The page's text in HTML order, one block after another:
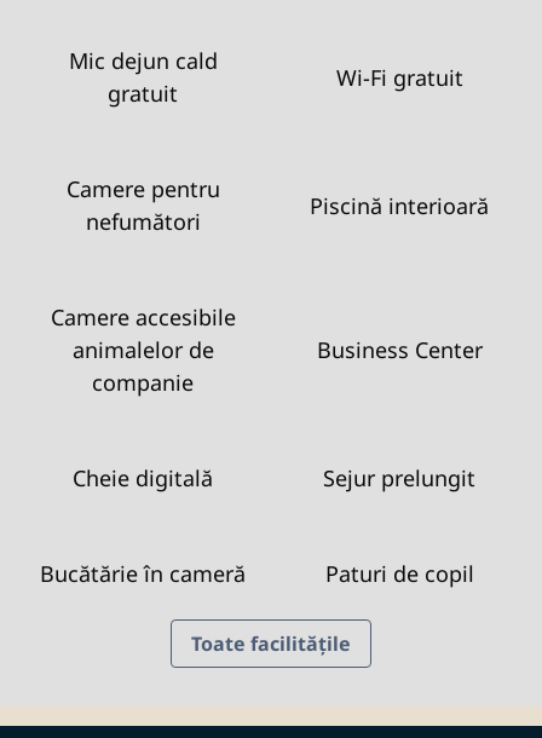
Mic dejun cald
gratuit
Wi-Fi gratuit
Camere pentru
nefumători
Piscină interioară
Camere accesibile
animalelor de
companie
Business Center
Cheie digitală Sejur prelungit
Bucătărie în cameră Paturi de copil
Toate facilitățile